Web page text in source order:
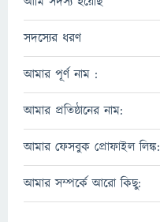
সদস্যের ধরণ
আমার পূর্ণ নাম :
আমার প্রতিষ্ঠানের নাম:
আমার ফেসবুক প্রোফাইল লিঙ্ক:
আমার সম্পর্কে আরো কিছু: